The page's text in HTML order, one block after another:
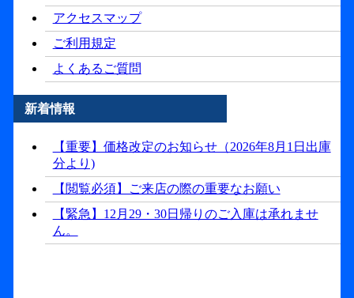
アクセスマップ
ご利用規定
よくあるご質問
新着情報
【重要】価格改定のお知らせ（2026年8月1日出庫
分より)
【閲覧必須】ご来店の際の重要なお願い
【緊急】12月29・30日帰りのご入庫は承れませ
ん。